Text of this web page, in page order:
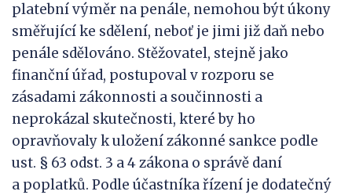
platební výměr na penále, nemohou být úkony
směřující ke sdělení, neboť je jimi již daň nebo
penále sdělováno. Stěžovatel, stejně jako
finanční úřad, postupoval v rozporu se
zásadami zákonnosti a součinnosti a
neprokázal skutečnosti, které by ho
opravňovaly k uložení zákonné sankce podle
ust. § 63 odst. 3 a 4 zákona o správě daní
a poplatků. Podle účastníka řízení je dodatečný